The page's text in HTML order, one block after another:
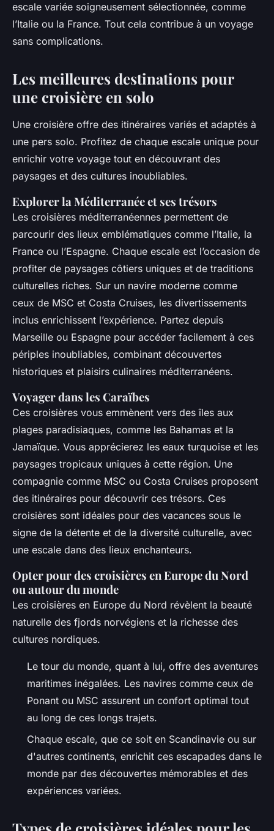
escale variée soigneusement sélectionnée, comme
l’Italie ou la France. Tout cela contribue à un voyage
sans complications.
Les meilleures destinations pour
une croisière en solo
Une croisière offre des itinéraires variés et adaptés à
une pers solo. Profitez de chaque escale unique pour
enrichir votre voyage tout en découvrant des
paysages et des cultures inoubliables.
Explorer la Méditerranée et ses trésors
Les croisières méditerranéennes permettent de
parcourir des lieux emblématiques comme l’Italie, la
France ou l’Espagne. Chaque escale est l’occasion de
profiter de paysages côtiers uniques et de traditions
culturelles riches. Sur un navire moderne comme
ceux de MSC et Costa Cruises, les divertissements
inclus enrichissent l’expérience. Partez depuis
Marseille ou Espagne pour accéder facilement à ces
périples inoubliables, combinant découvertes
historiques et plaisirs culinaires méditerranéens.
Voyager dans les Caraïbes
Ces croisières vous emmènent vers des îles aux
plages paradisiaques, comme les Bahamas et la
Jamaïque. Vous apprécierez les eaux turquoise et les
paysages tropicaux uniques à cette région. Une
compagnie comme MSC ou Costa Cruises proposent
des itinéraires pour découvrir ces trésors. Ces
croisières sont idéales pour des vacances sous le
signe de la détente et de la diversité culturelle, avec
une escale dans des lieux enchanteurs.
Opter pour des croisières en Europe du Nord
ou autour du monde
Les croisières en Europe du Nord révèlent la beauté
naturelle des fjords norvégiens et la richesse des
cultures nordiques.
Le tour du monde, quant à lui, offre des aventures
maritimes inégalées. Les navires comme ceux de
Ponant ou MSC assurent un confort optimal tout
au long de ces longs trajets.
Chaque escale, que ce soit en Scandinavie ou sur
d'autres continents, enrichit ces escapades dans le
monde par des découvertes mémorables et des
expériences variées.